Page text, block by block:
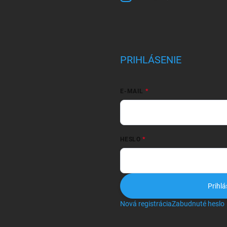
PRIHLÁSENIE
E-MAIL
HESLO
Nová registráciaZabudnuté heslo